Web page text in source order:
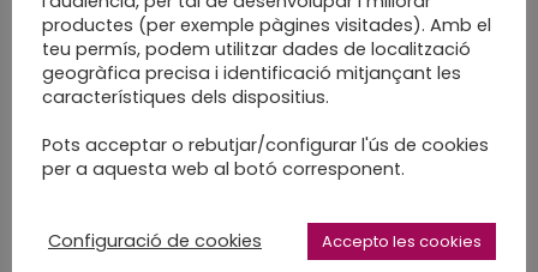
fa fort
Taller de Nadal
productes (per exemple pàgines visitades). Amb el
teu permís, podem utilitzar dades de localització
geogràfica precisa i identificació mitjançant les
característiques dels dispositius.
Pots acceptar o rebutjar/configurar l'ús de cookies
per a aquesta web al botó corresponent.
Configuració de cookies Accepto les cookies